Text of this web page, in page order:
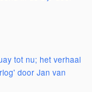
tot nu; het verhaal
door Jan van